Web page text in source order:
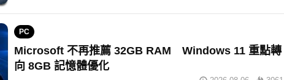
PC
Microsoft 不再推薦 32GB RAM Windows 11 重點轉
向 8GB 記憶體優化